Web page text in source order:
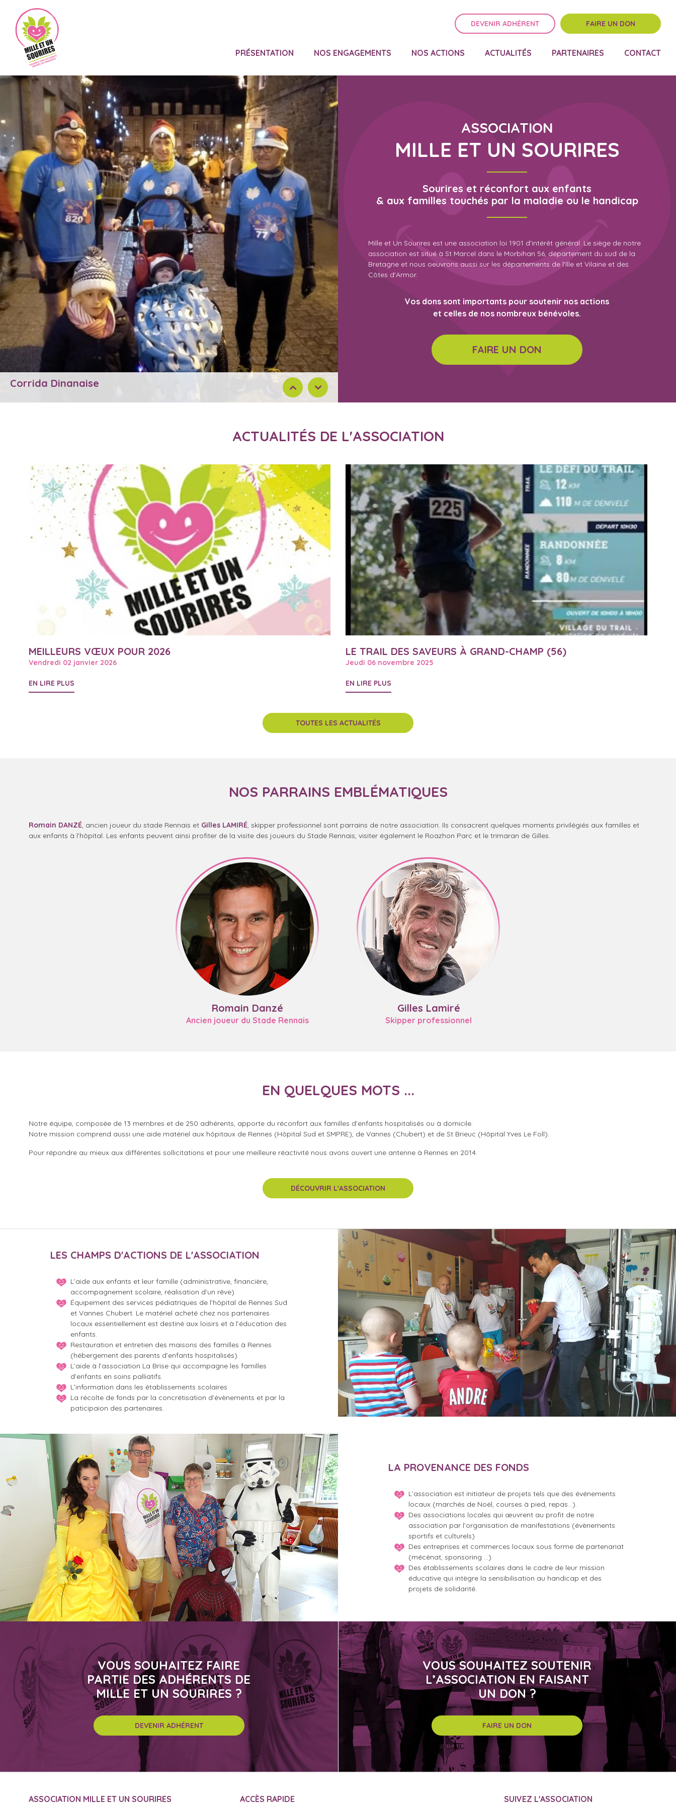
DEVENIR ADHÉRENT FAIRE UN DON
PRÉSENTATION NOS ENGAGEMENTS NOS ACTIONS ACTUALITÉS PARTENAIRES CONTACT
Bateau GCA-1001 SOURIRES
Team Gilles Lamiré
Corrida Dinanaise
Team Gilles Lamiré
Corrida Dinanaise
ASSOCIATION
MILLE ET UN SOURIRES
Sourires et réconfort aux enfants
& aux familles touchés par la maladie ou le handicap
Mille et Un Sourires est une association loi 1901 d’intérêt général. Le siège de notre
association est situé à St Marcel dans le Morbihan 56, département du sud de la
Bretagne et nous oeuvrons aussi sur les départements de l'Ille et Vilaine et des
Côtes d'Armor.
Vos dons sont importants pour soutenir nos actions
et celles de nos nombreux bénévoles.
FAIRE UN DON
ACTUALITÉS DE L'ASSOCIATION
MEILLEURS VŒUX POUR 2026
Vendredi 02 janvier 2026
EN LIRE PLUS
LE TRAIL DES SAVEURS À GRAND-CHAMP (56)
Jeudi 06 novembre 2025
EN LIRE PLUS
TOUTES LES ACTUALITÉS
NOS PARRAINS EMBLÉMATIQUES
Romain DANZÉ, ancien joueur du stade Rennais et Gilles LAMIRÉ, skipper professionnel sont parrains de notre association. Ils consacrent quelques moments privilégiés aux familles et
aux enfants à l’hôpital. Les enfants peuvent ainsi profiter de la visite des joueurs du Stade Rennais, visiter également le Roazhon Parc et le trimaran de Gilles.
Romain Danzé
Ancien joueur du Stade Rennais
Gilles Lamiré
Skipper professionnel
EN QUELQUES MOTS ...
Notre équipe, composée de 13 membres et de 250 adhérents, apporte du réconfort aux familles d'enfants hospitalisés ou à domicile.
Notre mission comprend aussi une aide matériel aux hôpitaux de Rennes (Hôpital Sud et SMPRE), de Vannes (Chubert) et de St Brieuc (Hôpital Yves Le Foll).
Pour répondre au mieux aux différentes sollicitations et pour une meilleure réactivité nous avons ouvert une antenne à Rennes en 2014.
DÉCOUVRIR L'ASSOCIATION
LES CHAMPS D'ACTIONS DE L'ASSOCIATION
L’aide aux enfants et leur famille (administrative, financière,
accompagnement scolaire, réalisation d’un rêve)
Équipement des services pédiatriques de l’hôpital de Rennes Sud
et Vannes Chubert. Le matériel acheté chez nos partenaires
locaux essentiellement est destiné aux loisirs et à l’éducation des
enfants.
Restauration et entretien des maisons des familles à Rennes
(hébergement des parents d’enfants hospitalisés)
L’aide à l’association La Brise qui accompagne les familles
d’enfants en soins palliatifs.
L’information dans les établissements scolaires
La récolte de fonds par la concrétisation d’évènements et par la
paticipaion des partenaires.
LA PROVENANCE DES FONDS
L’association est initiateur de projets tels que des événements
locaux (marchés de Noël, courses à pied, repas…).
Des associations locales qui œuvrent au profit de notre
association par l’organisation de manifestations (évènements
sportifs et culturels)
Des entreprises et commerces locaux sous forme de partenariat
(mécénat, sponsoring ...)
Des établissements scolaires dans le cadre de leur mission
éducative qui intègre la sensibilisation au handicap et des
projets de solidarité.
VOUS SOUHAITEZ FAIRE
PARTIE DES ADHÉRENTS DE
MILLE ET UN SOURIRES ?
DEVENIR ADHÉRENT
VOUS SOUHAITEZ SOUTENIR
L’ASSOCIATION EN FAISANT
UN DON ?
FAIRE UN DON
ASSOCIATION MILLE ET UN SOURIRES ACCÈS RAPIDE SUIVEZ L'ASSOCIATION